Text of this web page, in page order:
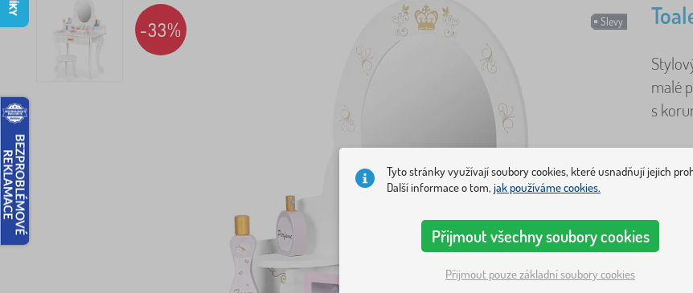
Slevy
-33%
malé
s
Tyto stránky využívají soubory cookies, které usnadňují jejich
Další informace o tom, jak používáme cookies.
Přijmout všechny soubory cookies
Přijmout pouze základní soubory cookies